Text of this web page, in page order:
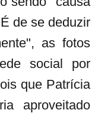
de se deduzir
as fotos
social por
que Patrícia
aproveitado